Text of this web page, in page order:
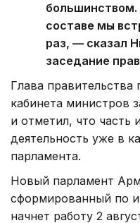
составе мы
раз, — сказал
заседание
Глава правительства
кабинета министров
и отметил, что часть
деятельность уже в
парламента.
Новый парламент
сформированный по
начнет работу 2